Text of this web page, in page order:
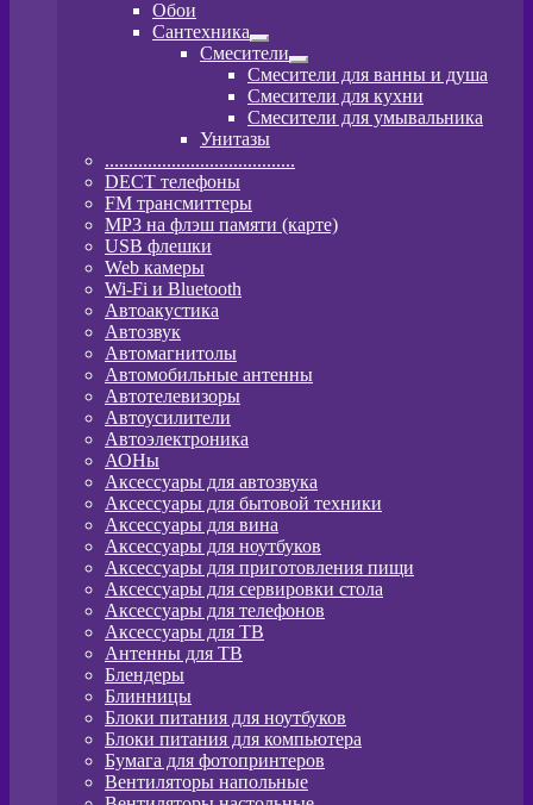
вложенное
меню
Обои
Сантехника
Развернутое
вложенное
меню
Смесители
Развернутое
вложенное
меню
Смесители для ванны и душа
Смесители для кухни
Смесители для умывальника
Унитазы
........................................
DECT телефоны
FM трансмиттеры
MP3 на флэш памяти (карте)
USB флешки
Web камеры
Wi-Fi и Bluetooth
Автоакустика
Автозвук
Автомагнитолы
Автомобильные антенны
Автотелевизоры
Автоусилители
Автоэлектроника
АОНы
Аксессуары для автозвука
Аксессуары для бытовой техники
Аксессуары для вина
Аксессуары для ноутбуков
Аксессуары для приготовления пищи
Аксессуары для сервировки стола
Аксессуары для телефонов
Аксессуары для ТВ
Антенны для ТВ
Блендеры
Блинницы
Блоки питания для ноутбуков
Блоки питания для компьютера
Бумага для фотопринтеров
Вентиляторы напольные